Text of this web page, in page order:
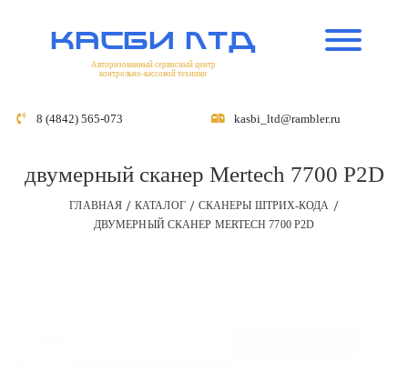
касби лтд
Авторизованный сервисный центр
контрольно-кассовой техники
8 (4842) 565-073 kasbi_ltd@rambler.ru
двумерный сканер Mertech 7700 P2D
ГЛАВНАЯ КАТАЛОГ
СКАНЕРЫ ШТРИХ-КОДА
ДВУМЕРНЫЙ СКАНЕР MERTECH 7700 P2D